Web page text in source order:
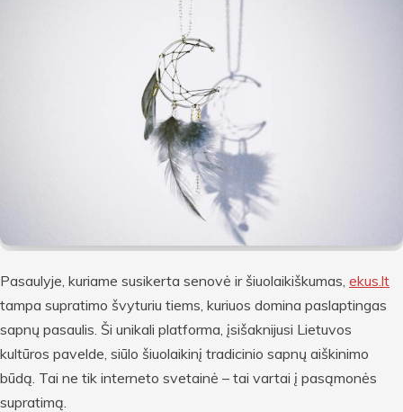
Pasaulyje, kuriame susikerta senovė ir šiuolaikiškumas, ekus.lt
tampa supratimo švyturiu tiems, kuriuos domina paslaptingas
sapnų pasaulis. Ši unikali platforma, įsišaknijusi Lietuvos
kultūros pavelde, siūlo šiuolaikinį tradicinio sapnų aiškinimo
būdą. Tai ne tik interneto svetainė – tai vartai į pasąmonės
supratimą.